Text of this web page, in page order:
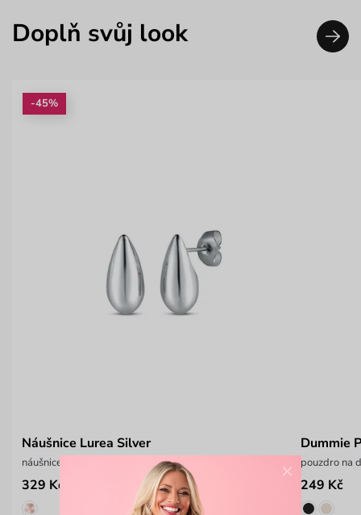
Doplň svůj look
-45%
Náušnice Lurea Silver
náušnice ve tvaru kapky
329 Kč
Dummie
pouzdro na
249 Kč
×